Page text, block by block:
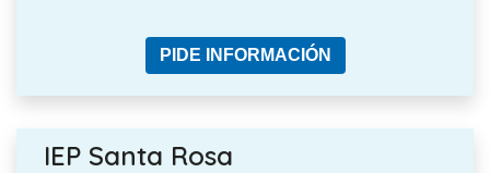
PIDE INFORMACIÓN
IEP Santa Rosa